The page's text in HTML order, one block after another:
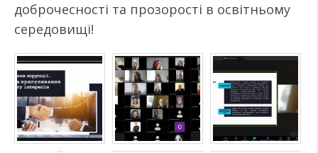
доброчесності та прозорості в освітньому
середовищі!